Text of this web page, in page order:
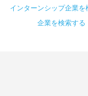
インターンシップ企業を
企業を検索する